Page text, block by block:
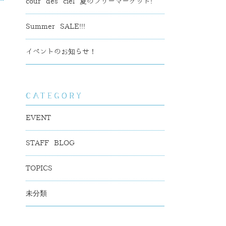
Summer SALE!!!
イベントのお知らせ！
EVENT
STAFF BLOG
TOPICS
未分類